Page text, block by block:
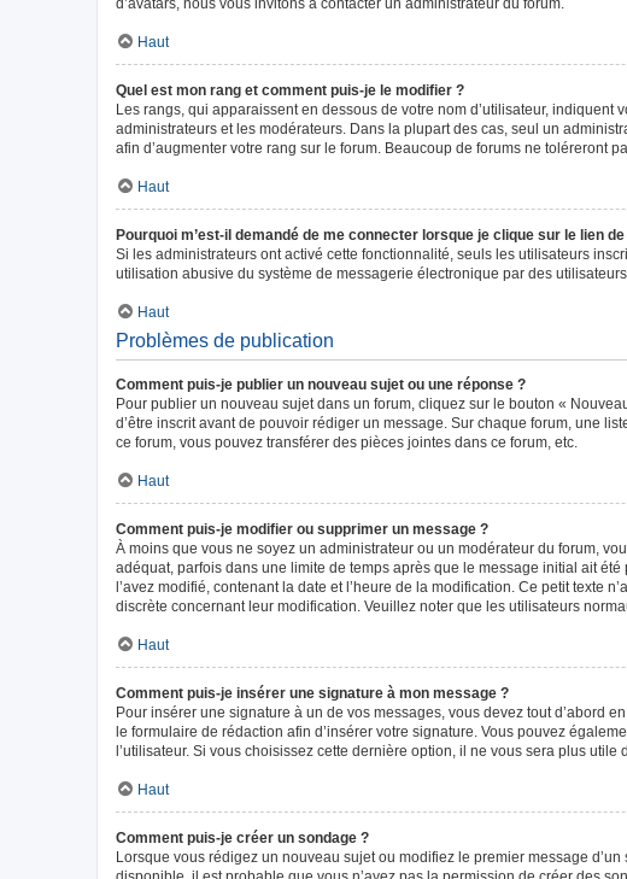
d’avatars, nous vous invitons à contacter un administrateur du forum.
Haut
Quel est mon rang et comment puis-je le modifier ?
Les rangs, qui apparaissent en dessous de votre nom d’utilisateur,
administrateurs et les modérateurs. Dans la plupart des cas, seul un
afin d’augmenter votre rang sur le forum. Beaucoup de forums ne toléreront
Haut
Pourquoi m’est-il demandé de me connecter lorsque je clique sur le lien
Si les administrateurs ont activé cette fonctionnalité, seuls les utilisateurs
utilisation abusive du système de messagerie électronique par des
Haut
Problèmes de publication
Comment puis-je publier un nouveau sujet ou une réponse ?
Pour publier un nouveau sujet dans un forum, cliquez sur le bouton «
d’être inscrit avant de pouvoir rédiger un message. Sur chaque forum, une
ce forum, vous pouvez transférer des pièces jointes dans ce forum, etc.
Haut
Comment puis-je modifier ou supprimer un message ?
À moins que vous ne soyez un administrateur ou un modérateur du forum,
adéquat, parfois dans une limite de temps après que le message initial ait
l’avez modifié, contenant la date et l’heure de la modification. Ce petit texte
discrète concernant leur modification. Veuillez noter que les utilisateurs
Haut
Comment puis-je insérer une signature à mon message ?
Pour insérer une signature à un de vos messages, vous devez tout d’abord
le formulaire de rédaction afin d’insérer votre signature. Vous pouvez
l’utilisateur. Si vous choisissez cette dernière option, il ne vous sera plus
Haut
Comment puis-je créer un sondage ?
Lorsque vous rédigez un nouveau sujet ou modifiez le premier message